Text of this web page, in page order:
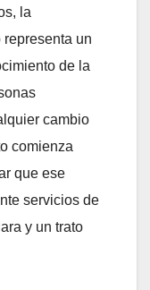
la
un
de la
cambio
comienza
que ese
servicios de
y un trato